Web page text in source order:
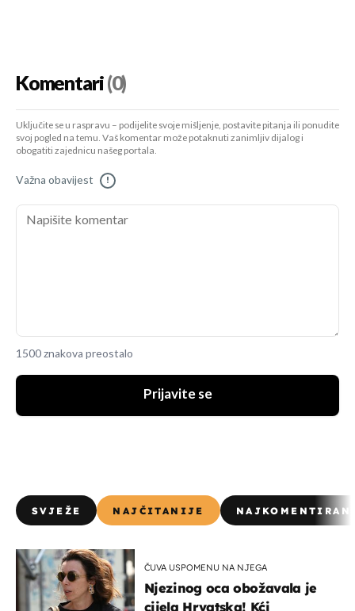
Komentari(0)
Uključite se u raspravu – podijelite svoje mišljenje, postavite pitanja ili ponudite
svoj pogled na temu. Vaš komentar može potaknuti zanimljiv dijalog i
obogatiti zajednicu našeg portala.
Važna obavijest !
1500 znakova preostalo
Prijavite se
SVJEŽE NAJČITANIJE
ČUVA USPOMENU NA NJEGA
Njezinog oca obožavala je
cijela Hrvatska! Kći